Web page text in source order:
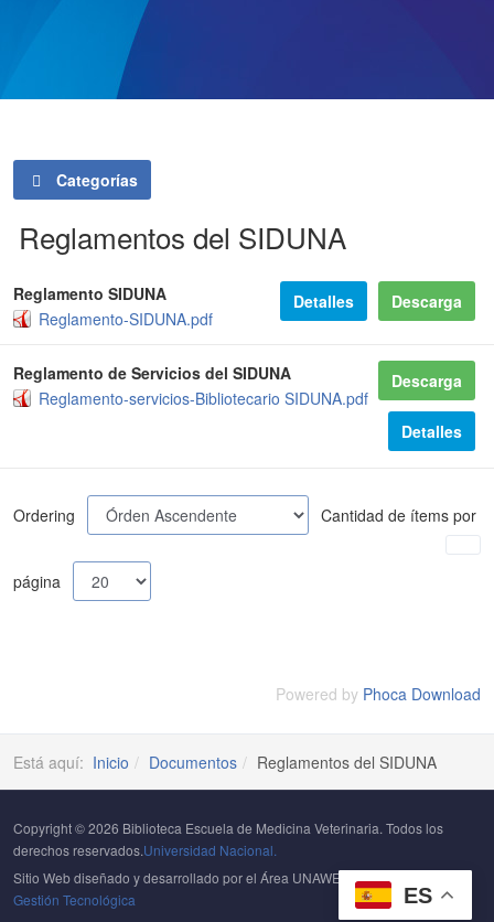
ES
Categorías
Reglamentos del SIDUNA
Reglamento SIDUNA
Reglamento-SIDUNA.pdf
Descarga
Detalles
Reglamento de Servicios del SIDUNA
Reglamento-servicios-Bibliotecario SIDUNA.pdf
Descarga
Detalles
Ordering Cantidad de ítems por
página
Powered by Phoca Download
Está aquí: Inicio Documentos Reglamentos del SIDUNA
Copyright © 2026 Biblioteca Escuela de Medicina Veterinaria. Todos los
derechos reservados.Universidad Nacional.
Sitio Web diseñado y desarrollado por el Área UNAWEB delCentro de
Gestión Tecnológica